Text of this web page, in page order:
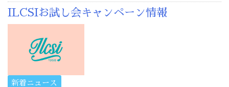
ILCSIお試し会キャンペーン情報
新着ニュース